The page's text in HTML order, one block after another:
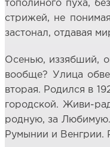
тополиного пуха,
стрижей, не
застонал, отдавая
Осенью, иззябший,
вообще? Улица
вторая. Родился в
городской. Живи-
родную, за Любимую.
Румынии и Венгрии.